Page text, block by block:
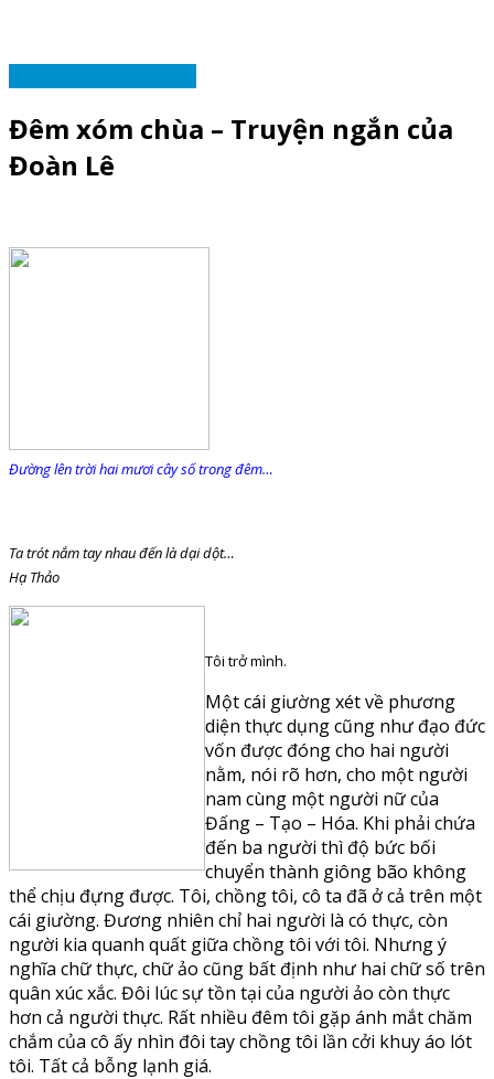
Đêm xóm chùa – Truyện ngắn của
Đoàn Lê
Đường lên trời hai mươi cây số trong đêm…
Ta trót nắm tay nhau đến là dại dột…
Hạ Thảo
Tôi trở mình.
Một cái giường xét về phương
diện thực dụng cũng như đạo đức
vốn được đóng cho hai người
nằm, nói rõ hơn, cho một người
nam cùng một người nữ của
Đấng – Tạo – Hóa. Khi phải chứa
đến ba người thì độ bức bối
chuyển thành giông bão không
thể chịu đựng được. Tôi, chồng tôi, cô ta đã ở cả trên một
cái giường. Đương nhiên chỉ hai người là có thực, còn
người kia quanh quất giữa chồng tôi với tôi. Nhưng ý
nghĩa chữ thực, chữ ảo cũng bất định như hai chữ số trên
quân xúc xắc. Đôi lúc sự tồn tại của người ảo còn thực
hơn cả người thực. Rất nhiều đêm tôi gặp ánh mắt chăm
chắm của cô ấy nhìn đôi tay chồng tôi lần cởi khuy áo lót
tôi. Tất cả bỗng lạnh giá.